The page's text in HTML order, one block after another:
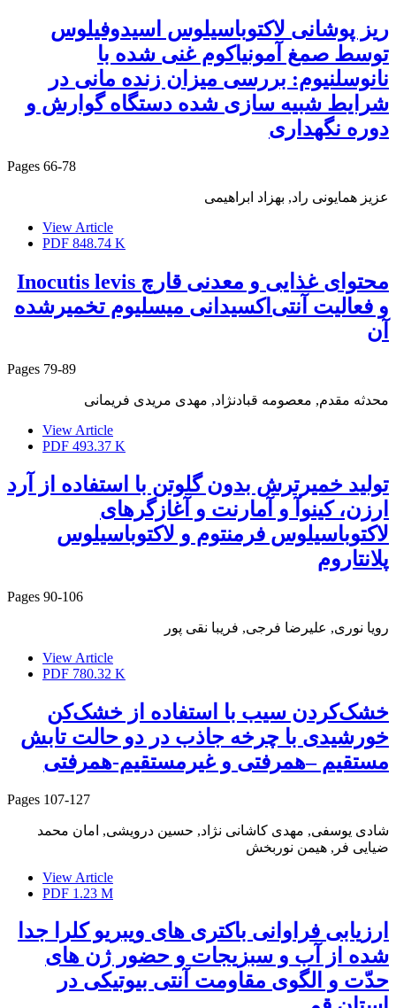
ریز پوشانی لاکتوباسیلوس اسیدوفیلوس
توسط صمغ آمونیاکوم غنی شده با
نانوسلنیوم: بررسی میزان زنده مانی در
شرایط شبیه سازی شده دستگاه گوارش و
دوره نگهداری
Pages 66-78
عزیز همایونی راد, بهزاد ابراهیمی
View Article
PDF 848.74 K
محتوای غذایی و معدنی قارچ Inocutis levis
و فعالیت آنتی‌اکسیدانی میسلیوم تخمیر‌شده
آن
Pages 79-89
محدثه مقدم, معصومه قبادنژاد, مهدی مریدی فریمانی
View Article
PDF 493.37 K
تولید خمیرترش بدون گلوتن با استفاده از آرد
ارزن، کینوآ و آمارنت و آغازگرهای
لاکتوباسیلوس فرمنتوم و لاکتوباسیلوس
پلانتاروم
Pages 90-106
رویا نوری, علیرضا فرجی, فریبا نقی پور
View Article
PDF 780.32 K
خشک‌کردن سیب با استفاده از خشک‌کن
خورشیدی با چرخه جاذب در دو حالت تابش
مستقیم –همرفتی و غیرمستقیم-همرفتی
Pages 107-127
شادی یوسفی, مهدی کاشانی نژاد, حسین درویشی, امان محمد
ضیایی فر, هیمن نوربخش
View Article
PDF 1.23 M
ارزیابی فراوانی باکتری های ویبریو کلرا جدا
شده از آب و سبزیجات و حضور ژن های
حدّت و الگوی مقاومت آنتی بیوتیکی در